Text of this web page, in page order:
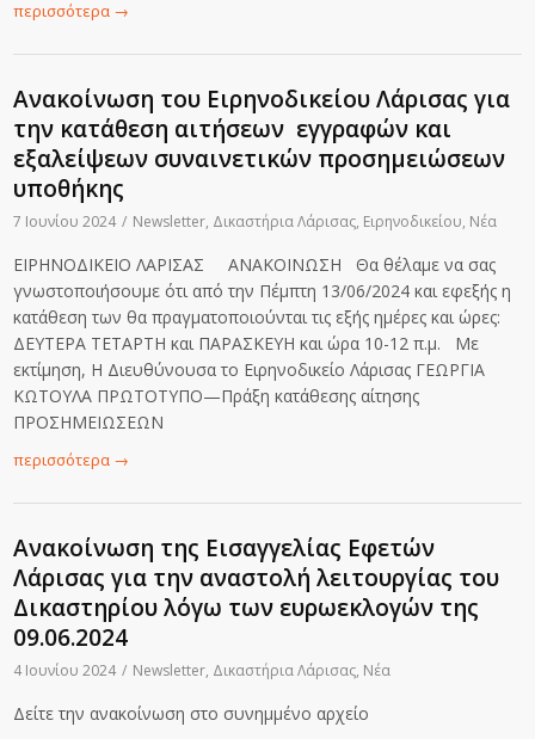
περισσότερα →
Ανακοίνωση του Ειρηνοδικείου Λάρισας για
την κατάθεση αιτήσεων εγγραφών και
εξαλείψεων συναινετικών προσημειώσεων
υποθήκης
7 Ιουνίου 2024 / Newsletter, Δικαστήρια Λάρισας, Ειρηνοδικείου, Νέα
ΕΙΡΗΝΟΔΙΚΕΙΟ ΛΑΡΙΣΑΣ ΑΝΑΚΟΙΝΩΣΗ Θα θέλαμε να σας
γνωστοποιήσουμε ότι από την Πέμπτη 13/06/2024 και εφεξής η
κατάθεση των θα πραγματοποιούνται τις εξής ημέρες και ώρες:
ΔΕΥΤΕΡΑ ΤΕΤΑΡΤΗ και ΠΑΡΑΣΚΕΥΗ και ώρα 10-12 π.μ. Με
εκτίμηση, Η Διευθύνουσα το Ειρηνοδικείο Λάρισας ΓΕΩΡΓΙΑ
ΚΩΤΟΥΛΑ ΠΡΩΤΟΤΥΠΟ—Πράξη κατάθεσης αίτησης
ΠΡΟΣΗΜΕΙΩΣΕΩΝ
περισσότερα →
Ανακοίνωση της Εισαγγελίας Εφετών
Λάρισας για την αναστολή λειτουργίας του
Δικαστηρίου λόγω των ευρωεκλογών της
09.06.2024
4 Ιουνίου 2024 / Newsletter, Δικαστήρια Λάρισας, Νέα
Δείτε την ανακοίνωση στο συνημμένο αρχείο